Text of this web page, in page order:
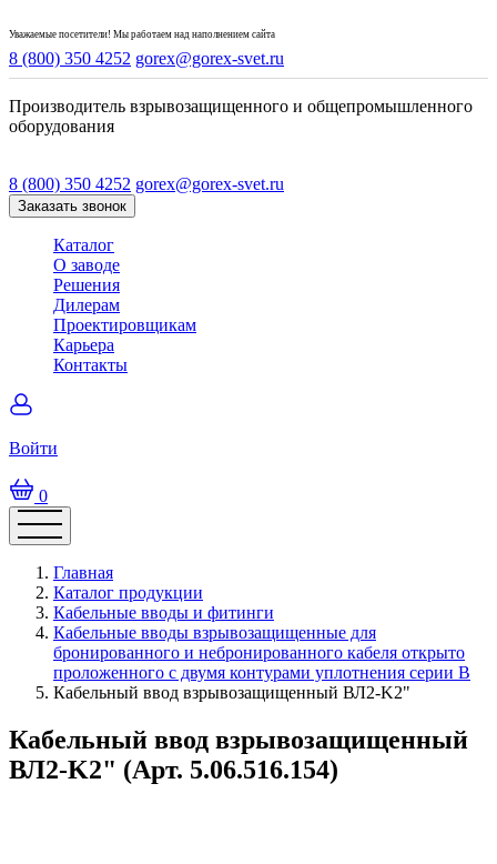
Уважаемые посетители! Мы работаем над наполнением сайта
8 (800) 350 4252 gorex@gorex-svet.ru
Производитель взрывозащищенного и общепромышленного
оборудования
8 (800) 350 4252 gorex@gorex-svet.ru
Заказать звонок
Каталог
О заводе
Решения
Дилерам
Проектировщикам
Карьера
Контакты
Войти
0
Главная
Каталог продукции
Кабельные вводы и фитинги
Кабельные вводы взрывозащищенные для
бронированного и небронированного кабеля открыто
проложенного с двумя контурами уплотнения серии В
Кабельный ввод взрывозащищенный ВЛ2-K2"
Кабельный ввод взрывозащищенный
ВЛ2-K2" (Арт. 5.06.516.154)